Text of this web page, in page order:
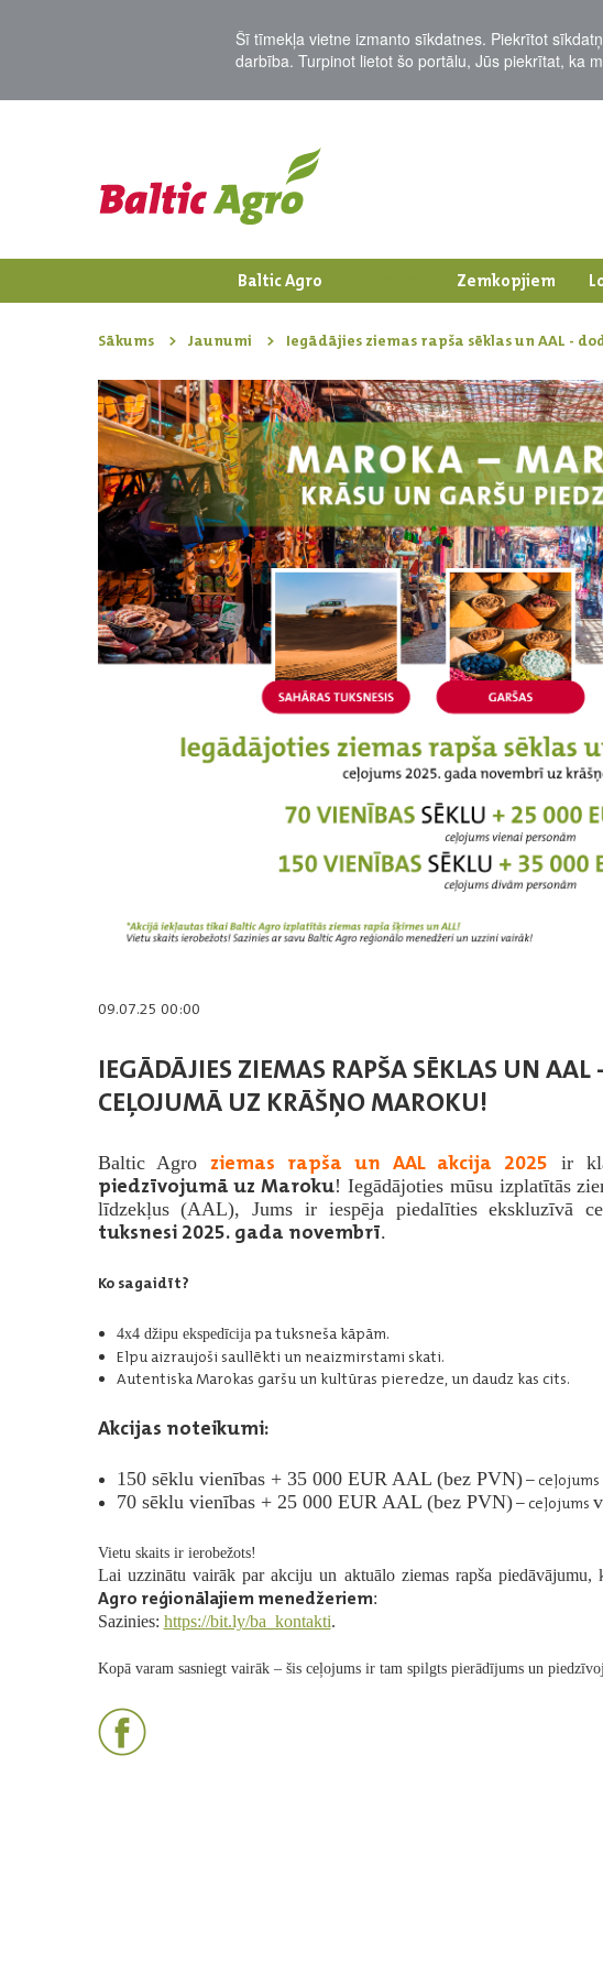
Šī tīmekļa vietne izmanto sīkdatnes. Piekrītot
darbība. Turpinot lietot šo portālu, Jūs piekrītat, ka
Baltic Agro Zemkopjiem
Sākums Jaunumi Iegādājies ziemas rapša sēklas un AAL -
09.07.25 00:00
IEGĀDĀJIES ZIEMAS RAPŠA SĒKLAS UN
CEĻOJUMĀ UZ KRĀŠŅO MAROKU!
Baltic Agro ziemas rapša un AAL akcija 2025 ir
piedzīvojumā uz Maroku! Iegādājoties mūsu izplatītās
līdzekļus (AAL), Jums ir iespēja piedalīties ekskluzīvā
tuksnesi 2025. gada novembrī.
Ko sagaidīt?
4x4 džipu ekspedīcijapa tuksneša kāpām.
Elpu aizraujoši saullēkti un neaizmirstami skati.
Autentiska Marokas garšu un kultūras pieredze, un daudz kas cits.
Akcijas noteikumi:
150 sēklu vienības + 35 000 EUR AAL (bez PVN)– ceļojums
70 sēklu vienības + 25 000 EUR AAL (bez PVN)– ceļojums
Vietu skaits ir ierobežots!
Lai uzzinātu vairāk par akciju un aktuālo ziemas rapša
Agro reģionālajiem menedžeriem:
Sazinies: https://bit.ly/ba_kontakti.
Kopā varam sasniegt vairāk – šis ceļojums ir tam spilgts pierādījums un